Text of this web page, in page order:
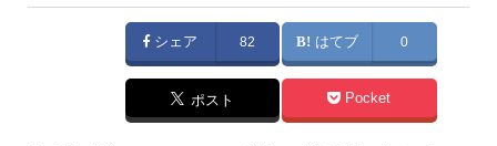
シェア 82 はてブ 0
ポスト Pocket